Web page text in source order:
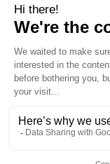
2026